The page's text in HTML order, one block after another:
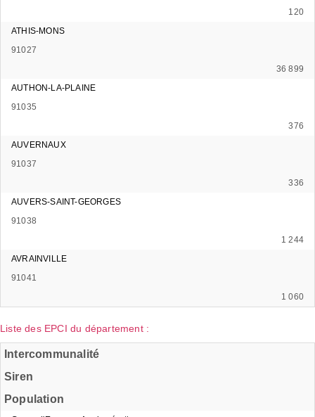
120
ATHIS-MONS
91027
36 899
AUTHON-LA-PLAINE
91035
376
AUVERNAUX
91037
336
AUVERS-SAINT-GEORGES
91038
1 244
AVRAINVILLE
91041
1 060
Liste des EPCI du département :
Intercommunalité
Siren
Population